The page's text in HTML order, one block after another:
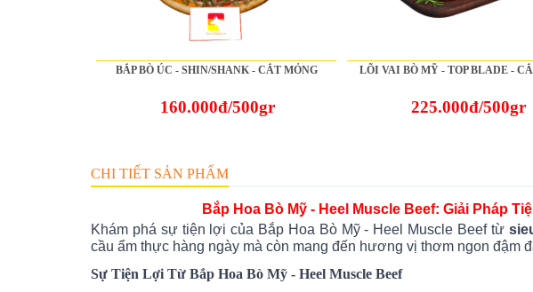
BẮP BÒ ÚC - SHIN/SHANK - CẮT MỎNG
160.000đ/500gr
LÕI VAI BÒ MỸ - TOP BLADE -
225.000đ/500gr
CHI TIẾT SẢN PHẨM
Bắp Hoa Bò Mỹ - Heel Muscle Beef: Giải Pháp
Khám phá sự tiện lợi của Bắp Hoa Bò Mỹ - Heel Muscle Beef từ
cầu ẩm thực hàng ngày mà còn mang đến hương vị thơm ngon đậm
Sự Tiện Lợi Từ Bắp Hoa Bò Mỹ - Heel Muscle Beef